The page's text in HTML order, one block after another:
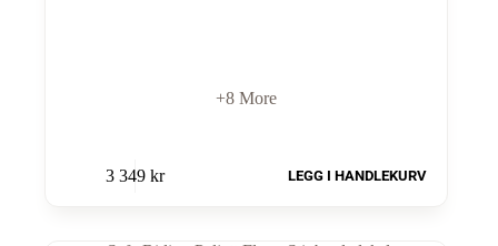
+8 More
3 349 kr LEGG I HANDLEKURV